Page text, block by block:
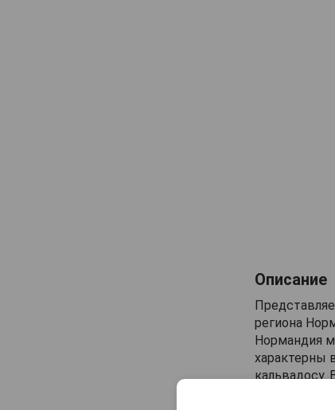
Описание
региона
Нормандия
характерны
кальвадосу.